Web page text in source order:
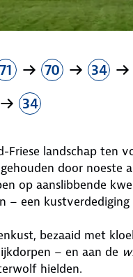
71 70 34
34
landschap ten
door noeste
op aanslibbende
– een
bezaaid met
– en aan de
hielden.